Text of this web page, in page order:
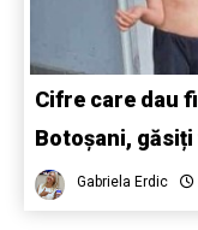
Cifre care dau
Botoșani,
Gabriela Erdic